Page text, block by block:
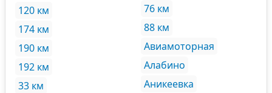
120 км
174 км
190 км
192 км
33 км
76 км
88 км
Авиамоторная
Алабино
Аникеевка